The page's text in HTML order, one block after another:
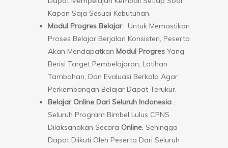
Kapan Saja Sesuai Kebutuhan.
Modul Progres Belajar: Untuk Memastikan
Proses Belajar Berjalan Konsisten, Peserta
Akan Mendapatkan Modul Progres Yang
Berisi Target Pembelajaran, Latihan
Tambahan, Dan Evaluasi Berkala Agar
Perkembangan Belajar Dapat Terukur.
Belajar Online Dari Seluruh Indonesia :
Seluruh Program Bimbel Lulus CPNS
Dilaksanakan Secara Online, Sehingga
Dapat Diikuti Oleh Peserta Dari Seluruh